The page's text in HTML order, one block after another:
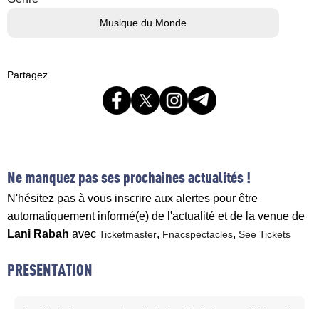
Musique du Monde
Partagez
Ne manquez pas ses prochaines actualités !
N'hésitez pas à vous inscrire aux alertes pour être
automatiquement informé(e) de l'actualité et de la venue de
Lani Rabah avec Ticketmaster, Fnacspectacles, See Tickets
PRESENTATION